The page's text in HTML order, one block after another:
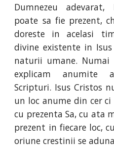
Dumnezeu
poate sa fie prezent,
doreste in acelasi
divine existente in
naturii umane.
explicam anumite
Scripturi. Isus Cristos
un loc anume din cer
cu prezenta Sa, cu ata
prezent in fiecare loc,
oriune crestinii se